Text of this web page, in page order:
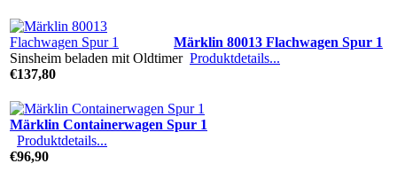
Märklin 80013 Flachwagen Spur 1
Sinsheim beladen mit Oldtimer Produktdetails...
€137,80
Märklin Containerwagen Spur 1
Produktdetails...
€96,90